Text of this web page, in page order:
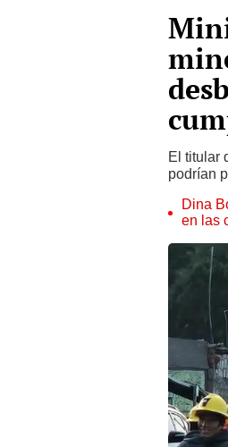
El titular
podrían
Dina
en las